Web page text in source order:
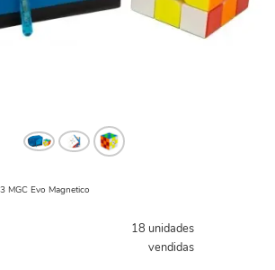
MGC Evo Magnetico
18 unidades
vendidas